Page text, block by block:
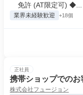
免許 (AT限定可) ◆...
業界未経験歓迎 +18個
正社員
携帯ショップでの
株式会社フュージョン